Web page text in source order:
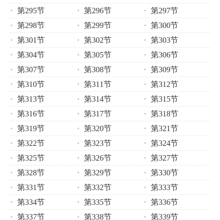
第295节 第296节
第297节
第298节
第299节
第300节
第301节
第302节
第303节
第304节
第305节
第306节
第307节
第308节
第309节
第310节
第311节
第312节
第313节
第314节
第315节
第316节
第317节
第318节
第319节
第320节
第321节
第322节
第323节
第324节
第325节
第326节
第327节
第328节
第329节
第330节
第331节
第332节
第333节
第334节
第335节
第336节
第337节
第338节 第339节